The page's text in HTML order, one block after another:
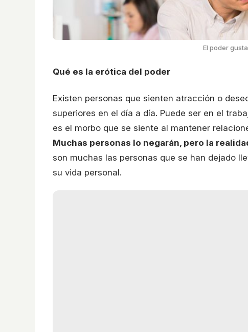
El poder
Qué es la erótica del poder
Existen personas que sienten atracción o
superiores en el día a día. Puede ser en el
es el morbo que se siente al mantener
Muchas personas lo negarán, pero la
son muchas las personas que se han dejado
su vida personal.